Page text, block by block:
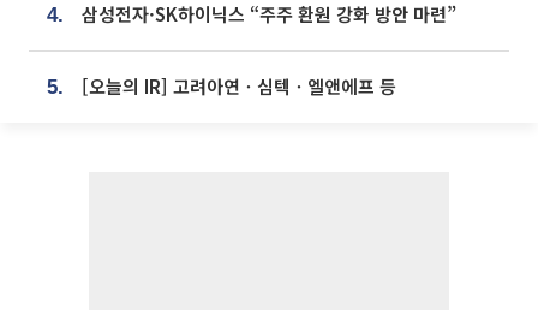
4. 삼성전자·SK하이닉스 “주주 환원 강화 방안 마련”
5. [오늘의 IR] 고려아연ㆍ심텍ㆍ엘앤에프 등